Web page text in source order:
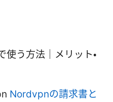
う方法｜メリット・
Nordvpnの請求書と